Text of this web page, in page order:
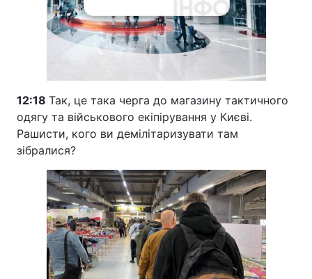
12:18 Так, це така черга до магазину тактичного
одягу та військового екіпірування у Києві.
Рашисти, кого ви демілітаризувати там
зібралися?